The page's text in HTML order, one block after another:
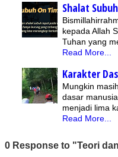
Shalat
kepada Allah
Tuhan yang
Read More...
Karakter
Mungkin
dasar
menjadi lima
Read More...
0 Response to "Teori